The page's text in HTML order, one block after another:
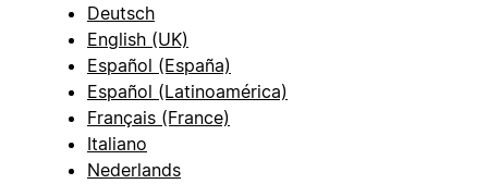
Deutsch
English (UK)
Español (España)
Español (Latinoamérica)
Français (France)
Italiano
Nederlands